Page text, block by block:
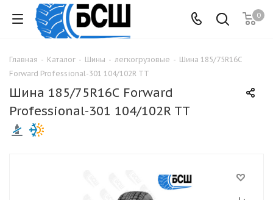
0
Главная - Каталог - Шины - легкогрузовые - Шина 185/75R16С
Forward Professional-301 104/102R TT
Шина 185/75R16С Forward
Professional-301 104/102R TT